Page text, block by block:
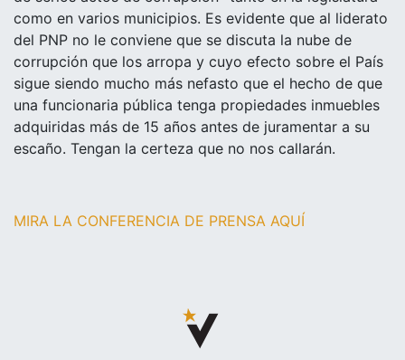
como en varios municipios. Es evidente que al liderato
del PNP no le conviene que se discuta la nube de
corrupción que los arropa y cuyo efecto sobre el País
sigue siendo mucho más nefasto que el hecho de que
una funcionaria pública tenga propiedades inmuebles
adquiridas más de 15 años antes de juramentar a su
escaño. Tengan la certeza que no nos callarán.
MIRA LA CONFERENCIA DE PRENSA AQUÍ